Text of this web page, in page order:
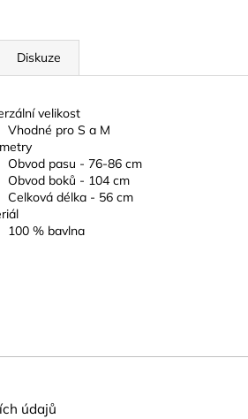
Diskuze
velikost
Vhodné pro S a M
Obvod pasu - 76-86 cm
Obvod boků - 104 cm
Celková délka - 56 cm
100 % bavlna
údajů